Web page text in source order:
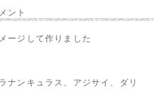
ント
ージして作りました
ナンキュラス、アジサイ、ダリ